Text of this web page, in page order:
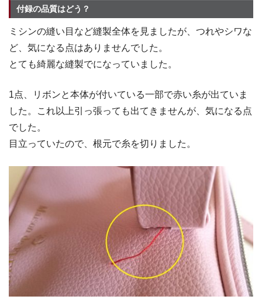
付録の品質はどう？
ミシンの縫い目など縫製全体を見ましたが、つれやシワな
ど、気になる点はありませんでした。
とても綺麗な縫製でになっていました。
1点、リボンと本体が付いている一部で赤い糸が出ていま
した。これ以上引っ張っても出てきませんが、気になる点
でした。
目立っていたので、根元で糸を切りました。